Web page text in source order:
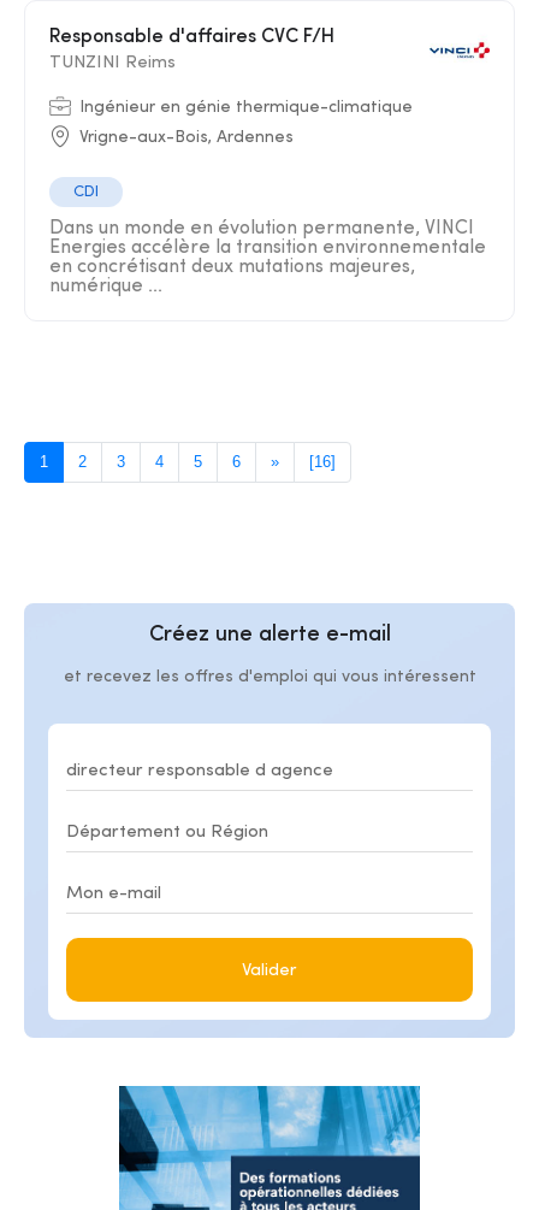
Responsable d'affaires CVC F/H
TUNZINI Reims
Ingénieur en génie thermique-climatique
Vrigne-aux-Bois, Ardennes
CDI
Dans un monde en évolution permanente, VINCI
Energies accélère la transition environnementale
en concrétisant deux mutations majeures,
numérique ...
1 2 3 4 5 6 » [16]
Créez une alerte e-mail
et recevez les offres d'emploi qui vous intéressent
Valider